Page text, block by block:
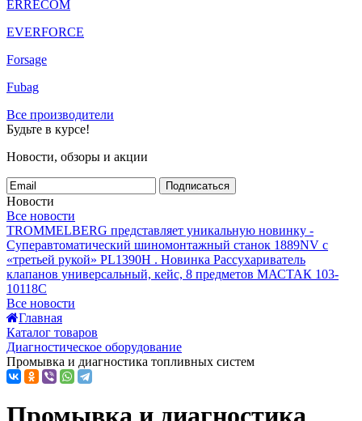
ERRECOM
EVERFORCE
Forsage
Fubag
Все производители
Будьте в курсе!
Новости, обзоры и акции
Подписаться
Новости
Все новости
TROMMELBERG представляет уникальную новинку -
Суперавтоматический шиномонтажный станок 1889NV с
«третьей рукой» PL1390H . Новинка Рассухариватель
клапанов универсальный, кейс, 8 предметов МАСТАК 103-
10118C
Все новости
Главная
Каталог товаров
Диагностическое оборудование
Промывка и диагностика топливных систем